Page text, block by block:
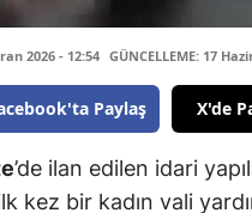
2026 - 12:54 GÜNCELLEME: 17
Paylaş X'de
’de ilan edilen idari
kez bir kadın vali